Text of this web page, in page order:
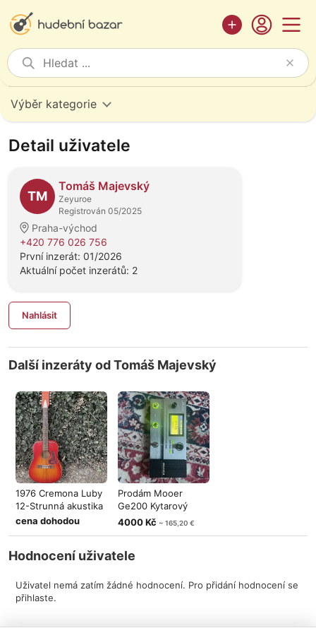
Výběr kategorie
Detail uživatele
TM
Tomáš Majevský
Zeyuroe
Registrován 05/2025
Praha-východ
+420 776 026 756
První inzerát: 01/2026
Aktuální počet inzerátů: 2
Nahlásit
Další inzeráty od Tomáš Majevský
1976 Cremona Luby
12-Strunná akustika
cena dohodou
Prodám Mooer
Ge200 Kytarový
Multiefekt
4000 Kč ~ 165,20 €
Hodnocení uživatele
Uživatel nemá zatím žádné hodnocení. Pro přidání hodnocení se
přihlaste.